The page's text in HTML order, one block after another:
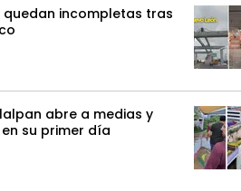
incompletas tras
abre a medias y
su primer día